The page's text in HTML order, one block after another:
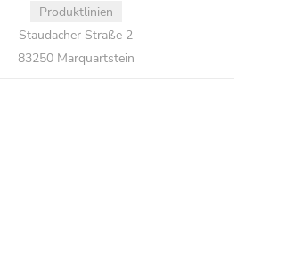
Produktlinien
Staudacher Straße 2
83250 Marquartstein